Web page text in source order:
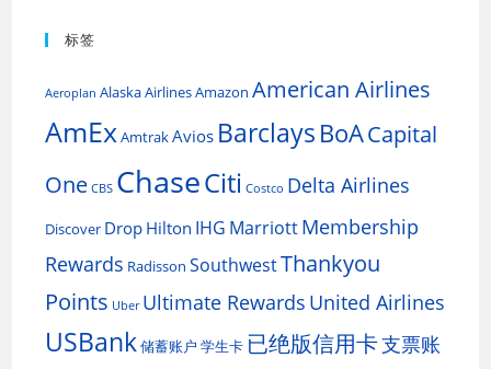
标签
Aeroplan Alaska AirlinesAmazon American Airlines
AmEx AmtrakAvios Barclays BoACapital
One CBS ChaseCiti Costco Delta Airlines
Discover Drop Hilton IHG MarriottMembership
Rewards Radisson SouthwestThankyou
Points Uber Ultimate Rewards United Airlines
USBank储蓄账户 学生卡 已绝版信用卡支票账